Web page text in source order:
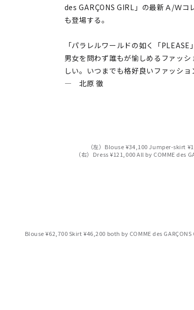
des GARÇONS GIRL」の最新Ａ/Ｗコ
も登場する。
「パラレルワールドの如く「
男女を問わず誰もが愉しめるファッ
しい。いつまでも格好良いファッシ
― 北原 徹
（左）Blouse ¥34,100 Jumper-skirt
（右）Dress ¥121,000 All by COMME des
Blouse ¥62,700 Skirt ¥46,200 both by COMME des